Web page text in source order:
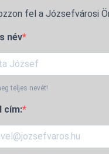
fel a Józsefvárosi
név
teljes nevét!
cím: